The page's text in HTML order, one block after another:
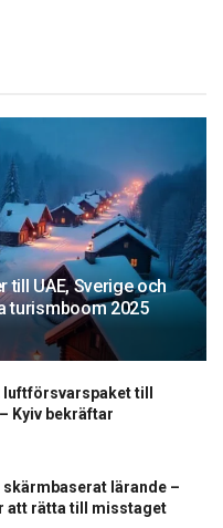
till UAE, Sverige och
turismboom 2025
till
Kyiv bekräftar
lärande –
att rätta till misstaget